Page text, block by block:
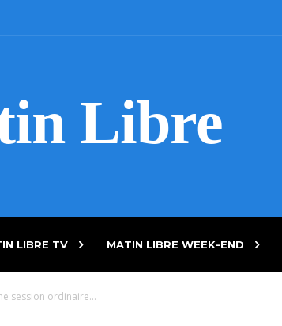
Libre
LIBRE TV MATIN LIBRE WEEK-END
session ordinaire...